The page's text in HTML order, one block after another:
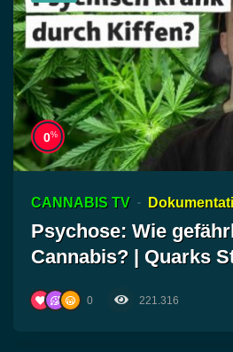
0%
CANNABIS TV
Psychose: Wie
Cannabis? | Quarks
0 221.316